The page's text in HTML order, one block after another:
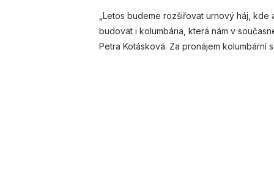
„Letos budeme rozšiřovat urnový háj,
budovat i kolumbária, která nám v
Petra Kotásková. Za pronájem kolumbární